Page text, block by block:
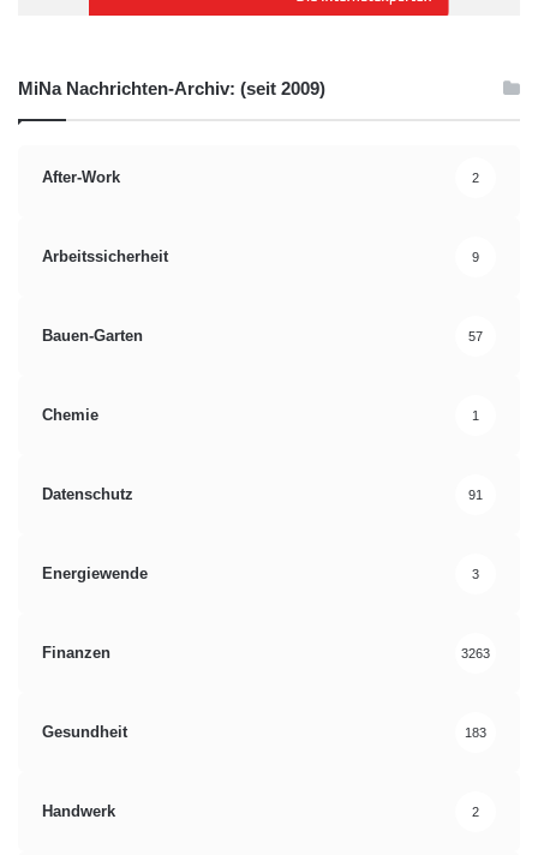
MiNa Nachrichten-Archiv: (seit 2009)
After-Work 2
Arbeitssicherheit 9
Bauen-Garten 57
Chemie 1
Datenschutz 91
Energiewende 3
Finanzen 3263
Gesundheit 183
Handwerk 2